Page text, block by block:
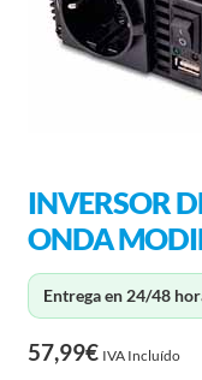
INVERSOR
ONDA
Entrega en 24/48
57,99€ IVA Incluído